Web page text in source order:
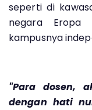
seperti di
negara
kampusnya
"Para dosen,
dengan hati